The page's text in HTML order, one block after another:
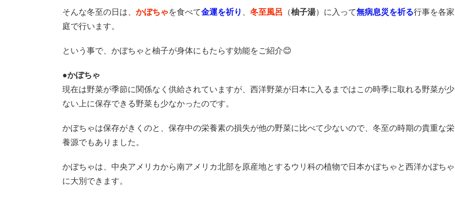
そんな冬至の日は、 かぼちゃを食べて金運を祈り 冬至風呂 （柚子湯）に入って無病息災を祈る行事を各家
庭で行います。
という事で、かぼちゃと柚子が身体にもたらす効能をご紹介😊
●かぼちゃ
現在は野菜が季節に関係なく供給されていますが、西洋野菜が日本に入るまではこの時季に取れる野菜が少
ない上に保存できる野菜も少なかったのです。
かぼちゃは保存がきくのと、保存中の栄養素の損失が他の野菜に比べて少ないので、冬至の時期の貴重な栄
養源でもありました。
かぼちゃは、中央アメリカから南アメリカ北部を原産地とするウリ科の植物で日本かぼちゃと西洋かぼちゃ
に大別できます。